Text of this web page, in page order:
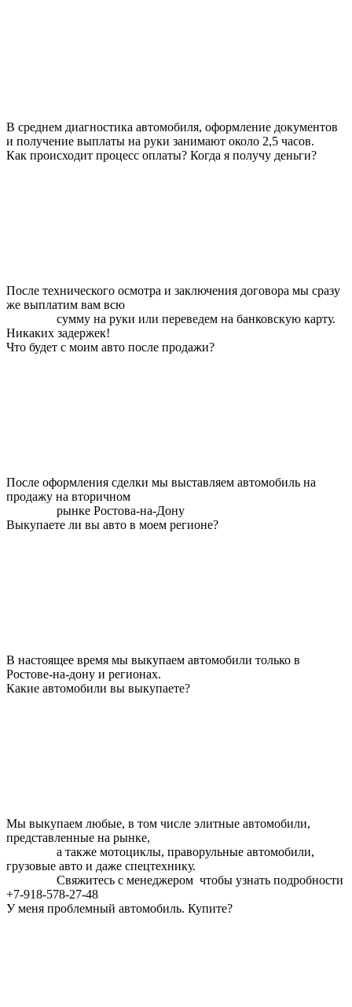
В среднем диагностика автомобиля, оформление документов
и получение выплаты на руки занимают около 2,5 часов.
Как происходит процесс оплаты? Когда я получу деньги?
После технического осмотра и заключения договора мы сразу
же выплатим вам всю
сумму на руки или переведем на банковскую карту.
Никаких задержек!
Что будет с моим авто после продажи?
После оформления сделки мы выставляем автомобиль на
продажу на вторичном
рынке Ростова-на-Дону
Выкупаете ли вы авто в моем регионе?
В настоящее время мы выкупаем автомобили только в
Ростове-на-дону и регионах.
Какие автомобили вы выкупаете?
Мы выкупаем любые, в том числе элитные автомобили,
представленные на рынке,
а также мотоциклы, праворульные автомобили,
грузовые авто и даже спецтехнику.
Свяжитесь с менеджером чтобы узнать подробности
+7-918-578-27-48
У меня проблемный автомобиль. Купите?